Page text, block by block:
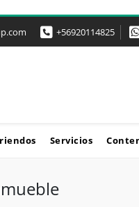
+56920114825
Servicios